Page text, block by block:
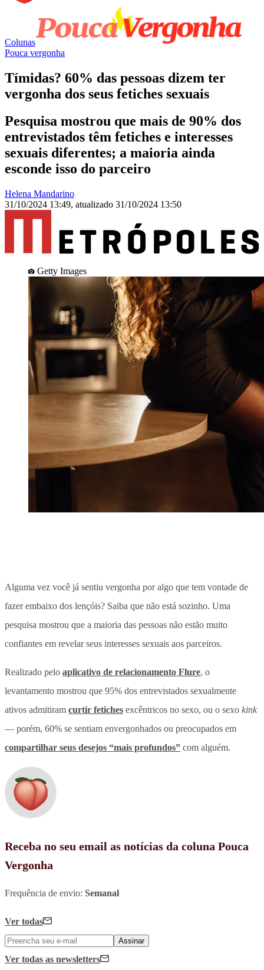
Colunas
Pouca vergonha
Tímidas? 60% das pessoas dizem ter
vergonha dos seus fetiches sexuais
Pesquisa mostrou que mais de 90% dos
entrevistados têm fetiches e interesses
sexuais diferentes; a maioria ainda
esconde isso do parceiro
Helena Mandarino
31/10/2024 13:49, atualizado 31/10/2024 13:50
Getty Images
Alguma vez você já sentiu vergonha por algo que tem vontade de
fazer embaixo dos lençóis? Saiba que não está sozinho. Uma
pesquisa mostrou que a maioria das pessoas não estão muito
confiantes em revelar seus interesses sexuais aos parceiros.
Realizado pelo aplicativo de relacionamento Flure, o
levantamento mostrou que 95% dos entrevistados sexualmente
ativos admitiram curtir fetiches excêntricos no sexo, ou o sexo kink
— porém, 60% se sentiam envergonhados ou preocupados em
compartilhar seus desejos “mais profundos” com alguém.
Receba no seu email as notícias da coluna Pouca
Vergonha
Frequência de envio: Semanal
Ver todas
Assinar
Ver todas as newsletters